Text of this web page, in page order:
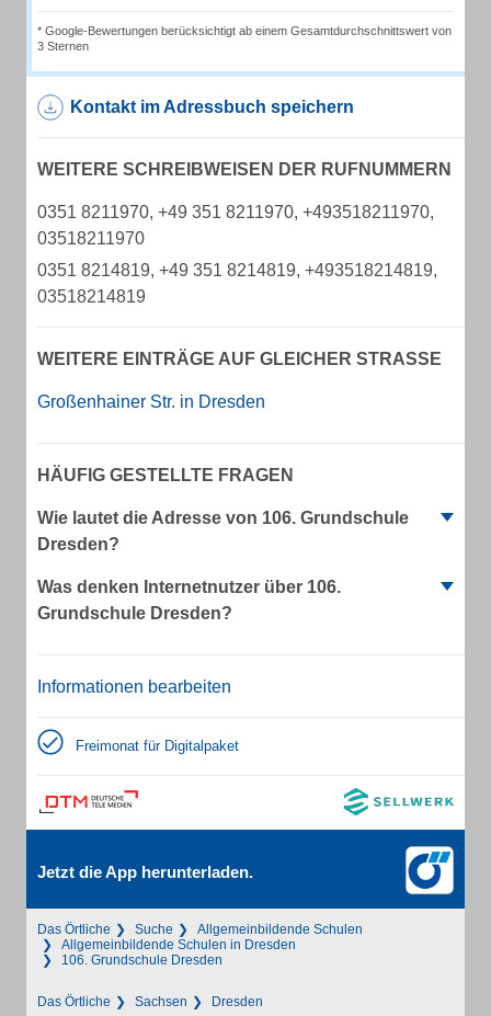
* Google-Bewertungen berücksichtigt ab einem Gesamtdurchschnittswert von
3 Sternen
Kontakt im Adressbuch speichern
WEITERE SCHREIBWEISEN DER RUFNUMMERN
0351 8211970, +49 351 8211970, +493518211970,
03518211970
0351 8214819, +49 351 8214819, +493518214819,
03518214819
WEITERE EINTRÄGE AUF GLEICHER STRASSE
Großenhainer Str. in Dresden
HÄUFIG GESTELLTE FRAGEN
Wie lautet die Adresse von 106. Grundschule
Dresden?
Was denken Internetnutzer über 106.
Grundschule Dresden?
Informationen bearbeiten
Freimonat für Digitalpaket
Jetzt die App herunterladen.
Das Örtliche Suche
Allgemeinbildende Schulen
Allgemeinbildende Schulen in Dresden
106. Grundschule Dresden
Das Örtliche Sachsen Dresden